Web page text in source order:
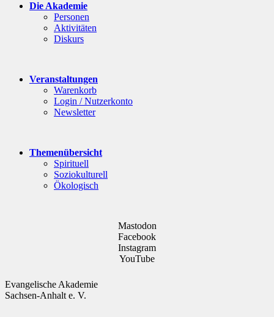
Die Akademie
Personen
Aktivitäten
Diskurs
Veranstaltungen
Warenkorb
Login / Nutzerkonto
Newsletter
Themenübersicht
Spirituell
Soziokulturell
Ökologisch
Mastodon
Facebook
Instagram
YouTube
Evangelische Akademie
Sachsen-Anhalt e. V.